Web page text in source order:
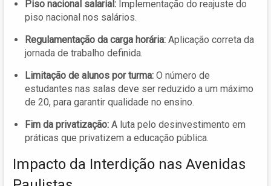
Piso nacional salarial: Implementação do reajuste do
piso nacional nos salários.
Regulamentação da carga horária: Aplicação correta da
jornada de trabalho definida.
Limitação de alunos por turma: O número de
estudantes nas salas deve ser reduzido a um máximo
de 20, para garantir qualidade no ensino.
Fim da privatização: A luta pelo desinvestimento em
práticas que privatizem a educação pública.
Impacto da Interdição nas Avenidas